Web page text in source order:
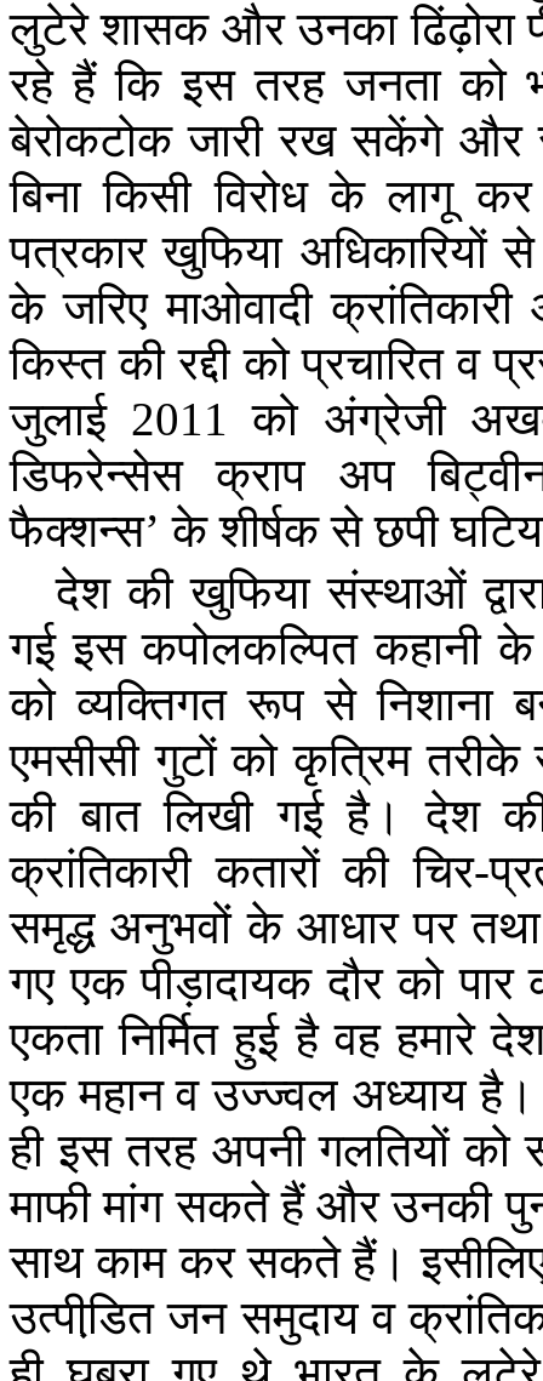
लुटेरे शासक और उनका ढिंढ़ोरा
रहे हैं कि इस तरह जनता को
बेरोकटोक जारी रख सकेंगे और
बिना किसी विरोध के लागू कर
पत्रकार खुफिया अधिकारियों से
के जरिए माओवादी क्रांतिकारी
किस्त की रद्दी को प्रचारित व
जुलाई2011को अंग्रेजी
डिफरेन्सेस
क्राप अप
फैक्शन्स’के शीर्षक से छपी
देश की खुफिया संस्थाओं
गई इस कपोलकल्पित कहानी के
को व्यक्तिगत रूप से निशाना
एमसीसी गुटों को कृत्रिम तरीके
की बात लिखी गई है। देश
क्रांतिकारी कतारों की चिर-
समृद्ध अनुभवों के आधार पर तथा
गए एक पीड़ादायक दौर को पार
एकता निर्मित हुई है वह हमारे
एक महान व उज्ज्वल अध्याय है।
ही इस तरह अपनी गलतियों को
माफी मांग सकते हैं और उनकी
साथ काम कर सकते हैं।
उत्पीडि़त जन समुदाय व